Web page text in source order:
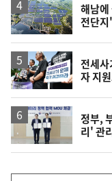
해남
전단
전세
자 지
정부,
리' 관